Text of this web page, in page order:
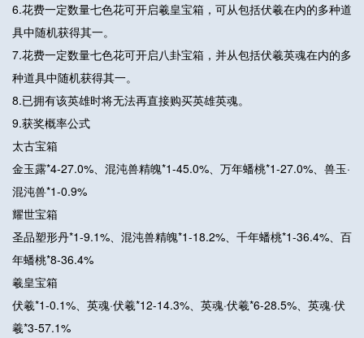
6.花费一定数量七色花可开启羲皇宝箱，可从包括伏羲在内的多种道
具中随机获得其一。
7.花费一定数量七色花可开启八卦宝箱，并从包括伏羲英魂在内的多
种道具中随机获得其一。
8.已拥有该英雄时将无法再直接购买英雄英魂。
9.获奖概率公式
太古宝箱
金玉露*4-27.0%、混沌兽精魄*1-45.0%、万年蟠桃*1-27.0%、兽玉·
混沌兽*1-0.9%
耀世宝箱
圣品塑形丹*1-9.1%、混沌兽精魄*1-18.2%、千年蟠桃*1-36.4%、百
年蟠桃*8-36.4%
羲皇宝箱
伏羲*1-0.1%、英魂·伏羲*12-14.3%、英魂·伏羲*6-28.5%、英魂·伏
羲*3-57.1%